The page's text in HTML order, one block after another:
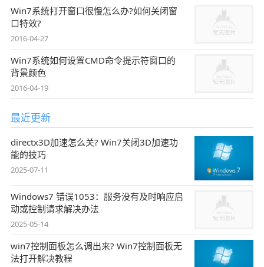
Win7系统打开窗口很慢怎么办?如何关闭窗
口特效?
2016-04-27
Win7系统如何设置CMD命令提示符窗口的
背景颜色
2016-04-19
最近更新
directx3D加速怎么关? Win7关闭3D加速功
能的技巧
2025-07-11
Windows7 错误1053：服务没有及时响应启
动或控制请求解决办法
2025-05-14
win7控制面板怎么调出来? Win7控制面板无
法打开解决教程